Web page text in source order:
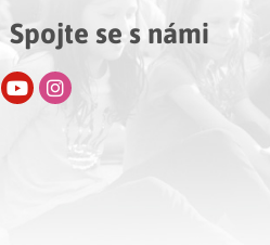
Spojte se s námi
FacebookYoutube